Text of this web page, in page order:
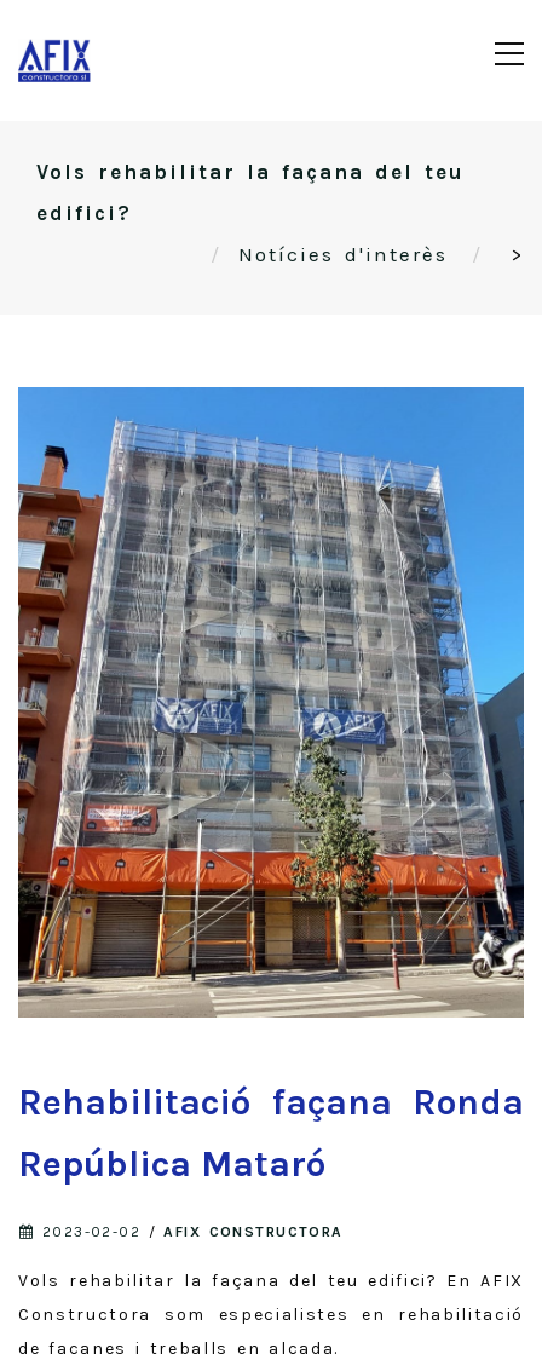
Vols rehabilitar la façana del teu
edifici?
>
Notícies d'interès
Rehabilitació façana Ronda
República Mataró
2023-02-02 / AFIX CONSTRUCTORA
Vols rehabilitar la façana del teu edifici? En AFIX
Constructora som especialistes en rehabilitació
de façanes i treballs en alçada.